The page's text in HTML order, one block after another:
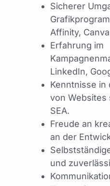
Sicherer
Affinity,
Erfahrung im
LinkedIn,
Kenntnisse in
von Websites
SEA.
Freude an
an der
und